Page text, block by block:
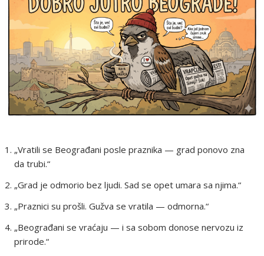
„Vratili se Beograđani posle praznika — grad ponovo zna
da trubi.“
„Grad je odmorio bez ljudi. Sad se opet umara sa njima.“
„Praznici su prošli. Gužva se vratila — odmorna.“
„Beograđani se vraćaju — i sa sobom donose nervozu iz
prirode.“